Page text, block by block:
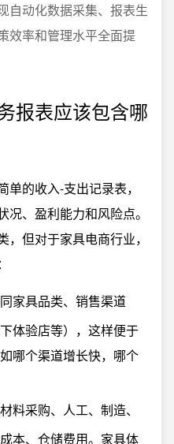
自动化数据采集、报表生
效率和管理水平全面提
报表应该包含哪
的收入-支出记录表，
、盈利能力和风险点。
但对于家具电商行业，
家具品类、销售渠道
体验店等），这样便于
哪个渠道增长快，哪个
料采购、人工、制造、
本、仓储费用。家具体